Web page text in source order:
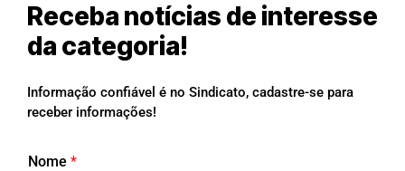
Receba notícias de interesse
da categoria!
Informação confiável é no Sindicato, cadastre-se para
receber informações!
Nome *